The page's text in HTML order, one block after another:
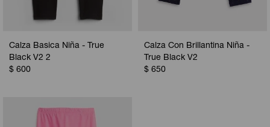
Calza Basica Niña - True
Black V2 2
$ 600
Calza Con Brillantina Niña -
True Black V2
$ 650